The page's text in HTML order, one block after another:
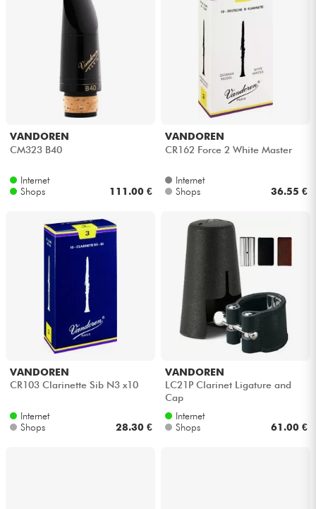
VANDOREN
CM323 B40
Internet
Shops
111.00 €
VANDOREN
CR162 Force 2 White Master
Internet
Shops
36.55 €
VANDOREN
CR103 Clarinette Sib N3 x10
Internet
Shops
28.30 €
VANDOREN
LC21P Clarinet Ligature and
Cap
Internet
Shops
61.00 €